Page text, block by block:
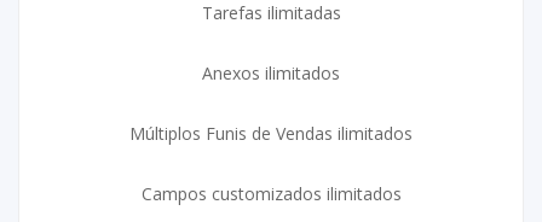
Tarefas ilimitadas
Anexos ilimitados
Múltiplos Funis de Vendas ilimitados
Campos customizados ilimitados